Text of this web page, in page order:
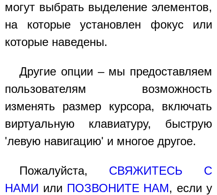
могут выбрать выделение элементов,
на которые установлен фокус или
которые наведены.
Другие опции – мы предоставляем
пользователям возможность
изменять размер курсора, включать
виртуальную клавиатуру, быструю
'левую навигацию' и многое другое.
Пожалуйста, СВЯЖИТЕСЬ С
НАМИ или ПОЗВОНИТЕ НАМ, если у